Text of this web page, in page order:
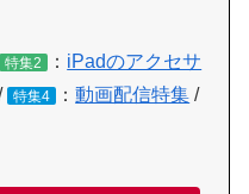
特集2 ： iPadのアクセサ
特集4 ：動画配信特集 /